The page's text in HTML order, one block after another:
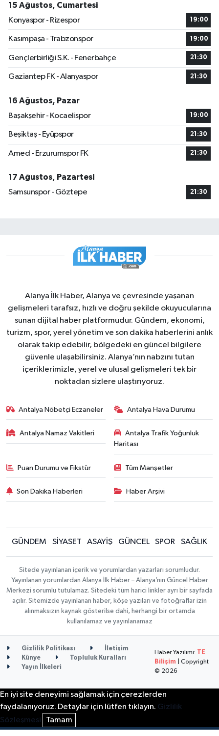
15 Ağustos, Cumartesi
Konyaspor - Rizespor
19:00
Kasımpaşa - Trabzonspor 19:00
Gençlerbirliği S.K. - Fenerbahçe 21:30
Gaziantep FK - Alanyaspor 21:30
16 Ağustos, Pazar
Başakşehir - Kocaelispor
19:00
Beşiktaş - Eyüpspor 21:30
Amed - Erzurumspor FK 21:30
17 Ağustos, Pazartesi
Samsunspor - Göztepe
21:30
Alanya İlk Haber, Alanya ve çevresinde yaşanan
gelişmeleri tarafsız, hızlı ve doğru şekilde okuyucularına
sunan dijital haber platformudur. Gündem, ekonomi,
turizm, spor, yerel yönetim ve son dakika haberlerini anlık
olarak takip edebilir, bölgedeki en güncel bilgilere
güvenle ulaşabilirsiniz. Alanya’nın nabzını tutan
içeriklerimizle, yerel ve ulusal gelişmeleri tek bir
noktadan sizlere ulaştırıyoruz.
Antalya Nöbetçi Eczaneler Antalya Hava Durumu
Antalya Namaz Vakitleri
Antalya Trafik Yoğunluk
Haritası
Puan Durumu ve Fikstür Tüm Manşetler
Son Dakika Haberleri Haber Arşivi
GÜNDEM SİYASET ASAYİŞ GÜNCEL SPOR SAĞLIK
Sitede yayınlanan içerik ve yorumlardan yazarları sorumludur.
Yayınlanan yorumlardan Alanya İlk Haber – Alanya’nın Güncel Haber
Merkezi sorumlu tutulamaz. Sitedeki tüm harici linkler ayrı bir sayfada
açılır. Sitemizde yayınlanan haber, köşe yazıları ve fotoğraflar izin
alınmaksızın kaynak gösterilse dahi, herhangi bir ortamda
kullanılamaz ve yayınlanamaz
Gizlilik Politikası
İletişim
Künye
Topluluk Kuralları
Yayın İlkeleri
Haber Yazılımı: TE
Bilişim | Copyright
© 2026
En iyi site deneyimi sağlamak için çerezlerden
faydalanıyoruz. Detaylar için lütfen tıklayın. Gizlilik
Sözleşmesi
Tamam